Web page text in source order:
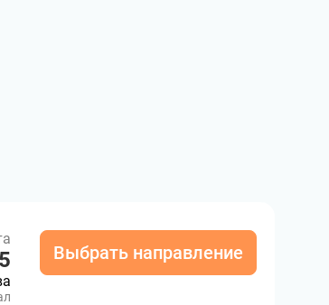
Выбрать направление